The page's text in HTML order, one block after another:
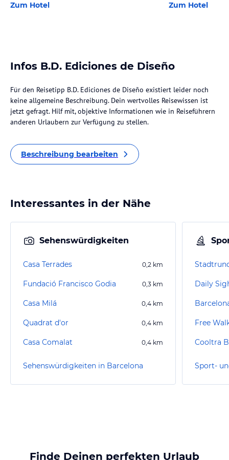
Zum Hotel Zum Hotel
Infos B.D. Ediciones de Diseño
Für den Reisetipp B.D. Ediciones de Diseño existiert leider noch
keine allgemeine Beschreibung. Dein wertvolles Reisewissen ist
jetzt gefragt. Hilf mit, objektive Informationen wie in Reiseführern
anderen Urlaubern zur Verfügung zu stellen.
Beschreibung bearbeiten
Interessantes in der Nähe
Sehenswürdigkeiten
Casa Terrades 0,2 km
Fundació Francisco Godia 0,3 km
Casa Milá 0,4 km
Quadrat d'or 0,4 km
Casa Comalat 0,4 km
Sehenswürdigkeiten in Barcelona
Free
Finde Deinen perfekten Urlaub